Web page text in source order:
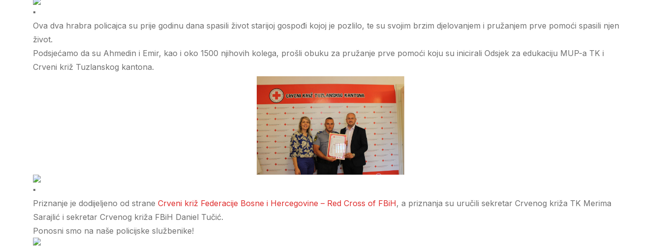
Ova dva hrabra policajca su prije godinu dana spasili život starijoj gospođi kojoj je pozlilo, te su svojim brzim djelovanjem i pružanjem prve pomoći spasili njen
život.
Podsjećamo da su Ahmedin i Emir, kao i oko 1500 njihovih kolega, prošli obuku za pružanje prve pomoći koju su inicirali Odsjek za edukaciju MUP-a TK i
Crveni križ Tuzlanskog kantona.
Priznanje je dodijeljeno od strane Crveni križ Federacije Bosne i Hercegovine – Red Cross of FBiH, a priznanja su uručili sekretar Crvenog križa TK Merima
Sarajlić i sekretar Crvenog križa FBiH Daniel Tučić.
Ponosni smo na naše policijske službenike!